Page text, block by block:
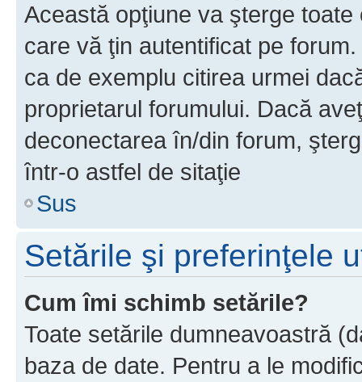
Această opţiune va şterge
care vă ţin autentificat pe
ca de exemplu citirea urmei
proprietarul forumului. Dacă
deconectarea în/din forum,
într-o astfel de sitaţie
Sus
Setările şi preferinţele
Cum îmi schimb setările?
Toate setările dumneavoastră
baza de date. Pentru a le